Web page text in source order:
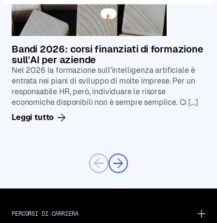
Bandi 2026: corsi finanziati di formazione
sull'AI per aziende
Nel 2026 la formazione sull’intelligenza artificiale è
entrata nei piani di sviluppo di molte imprese. Per un
responsabile HR, però, individuare le risorse
economiche disponibili non è sempre semplice. Ci […]
Leggi tutto
Previous
Next
PERCORSI DI CARRIERA